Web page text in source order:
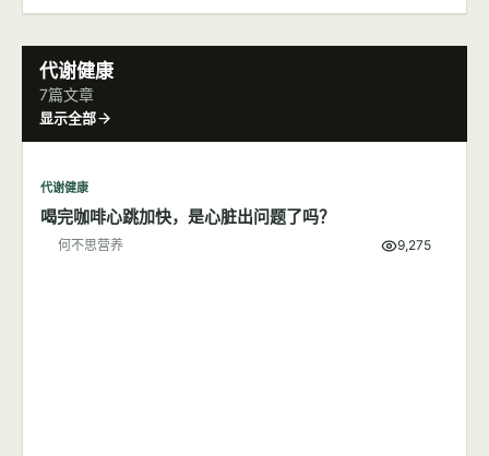
代谢健康
7篇文章
显示全部
代谢健康
喝完咖啡心跳加快，是心脏出问题了吗？
何不思营养 9,275